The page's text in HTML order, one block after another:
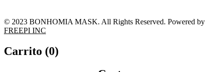
© 2023 BONHOMIA MASK. All Rights Reserved. Powered by
FREEPI INC
Carrito (0)